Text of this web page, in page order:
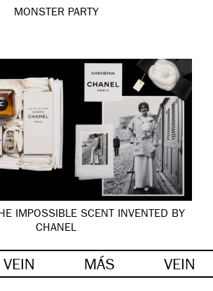
MONSTER PARTY
IMPOSSIBLE SCENT INVENTED BY
CHANEL
VEIN MÁS VEIN